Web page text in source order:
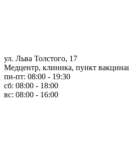
ул. Льва Толстого, 17
Медцентр, клиника, пункт
пн-пт: 08:00 - 19:30
сб: 08:00 - 18:00
вс: 08:00 - 16:00